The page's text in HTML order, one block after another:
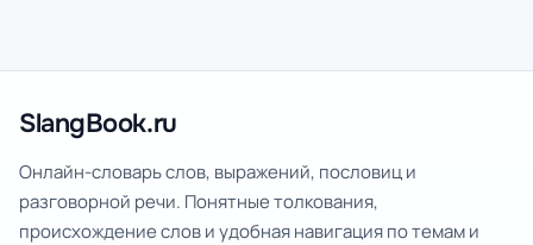
SlangBook.ru
Онлайн-словарь слов, выражений, пословиц и
разговорной речи. Понятные толкования,
происхождение слов и удобная навигация по темам и